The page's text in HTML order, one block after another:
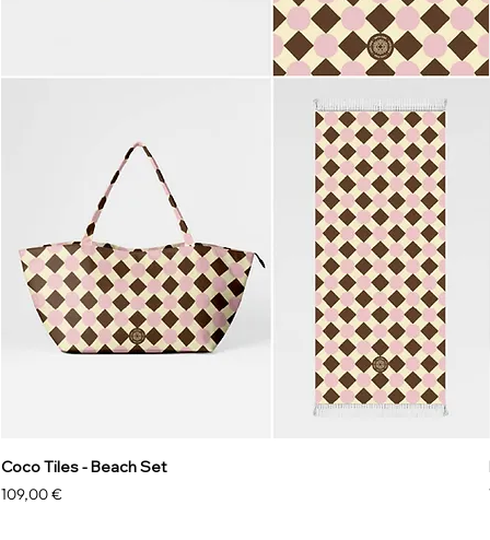
Coco Tiles - Beach Set
Precio
109,00 €